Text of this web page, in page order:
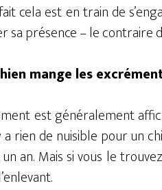
cela est en train de
sa présence – le contraire
mange les
est généralement
a rien de nuisible pour
an. Mais si vous le